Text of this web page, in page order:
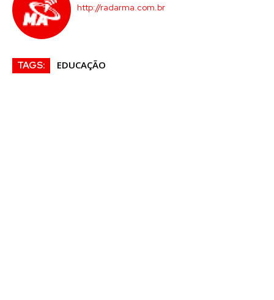
http://radarma.com.br
TAGS: EDUCAÇÃO